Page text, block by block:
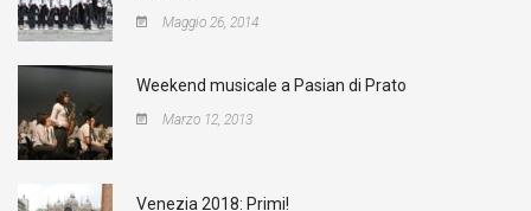
Maggio 26, 2014
Weekend musicale a Pasian di Prato
Marzo 12, 2013
Venezia 2018: Primi!